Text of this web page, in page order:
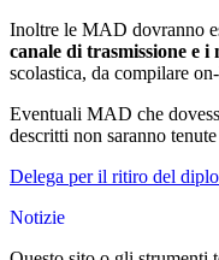
Inoltre le MAD dovranno
canale di trasmissione e
scolastica, da compilare
Eventuali MAD che
descritti non saranno
Delega per il ritiro del
Notizie